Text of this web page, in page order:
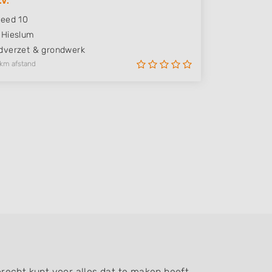
10
Hieslum
& grondwerk
afstand